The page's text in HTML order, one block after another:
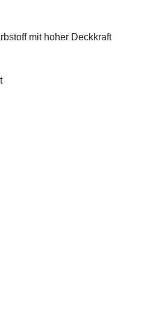
mit hoher Deckkraft